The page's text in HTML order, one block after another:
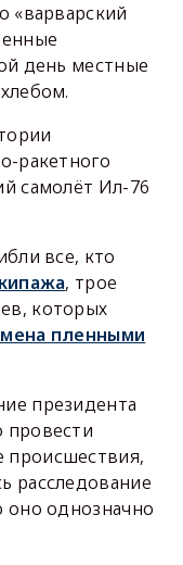
«варварский
день местные
ракетного
самолёт Ил-76
все, кто
, трое
которых
пленными
президента
провести
происшествия,
расследование
оно однозначно